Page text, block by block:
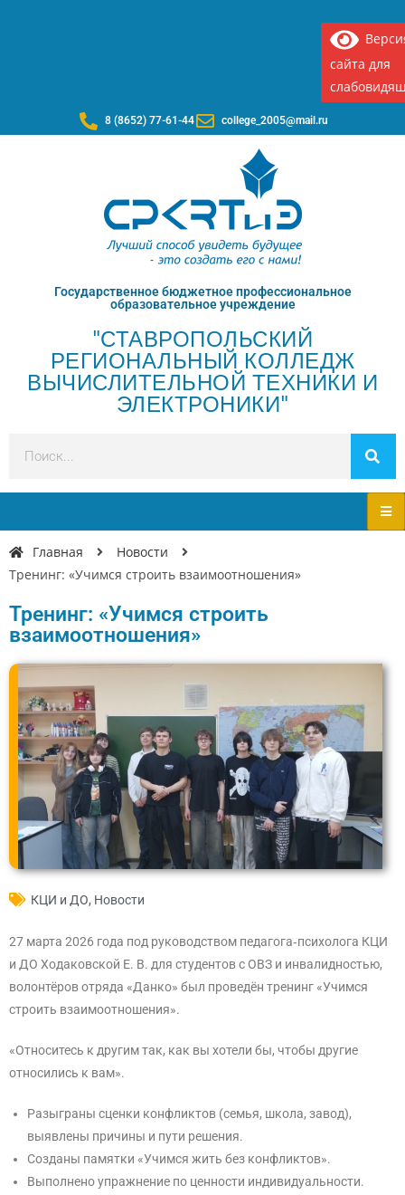
сайта для
8 (8652) 77-61-44 college_2005@mail.ru
Государственное бюджетное профессиональное
образовательное учреждение
"СТАВРОПОЛЬСКИЙ
РЕГИОНАЛЬНЫЙ КОЛЛЕДЖ
ВЫЧИСЛИТЕЛЬНОЙ ТЕХНИКИ И
ЭЛЕКТРОНИКИ"
Главная
Новости
Тренинг: «Учимся строить взаимоотношения»
Тренинг: «Учимся строить
взаимоотношения»
КЦИ и ДО, Новости
27 марта 2026 года под руководством педагога‑психолога КЦИ
и ДО Ходаковской Е. В. для студентов с ОВЗ и инвалидностью,
волонтёров отряда «Данко» был проведён тренинг «Учимся
строить взаимоотношения».
«Относитесь к другим так, как вы хотели бы, чтобы другие
относились к вам».
Разыграны сценки конфликтов (семья, школа, завод),
выявлены причины и пути решения.
Созданы памятки «Учимся жить без конфликтов».
Выполнено упражнение по ценности индивидуальности.